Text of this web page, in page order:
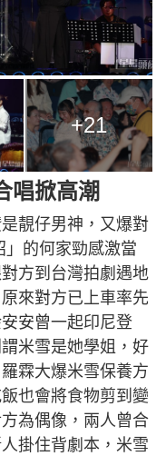
+21
唱掀高潮
靚仔男神，又爆對
」的何家勁感激當
方到台灣拍劇遇地
來對方已上車率先
安曾一起印尼登
米雪是她學姐，好
霖大爆米雪保養方
也會將食物剪到變
為偶像，兩人曾合
掛住背劇本，米雪